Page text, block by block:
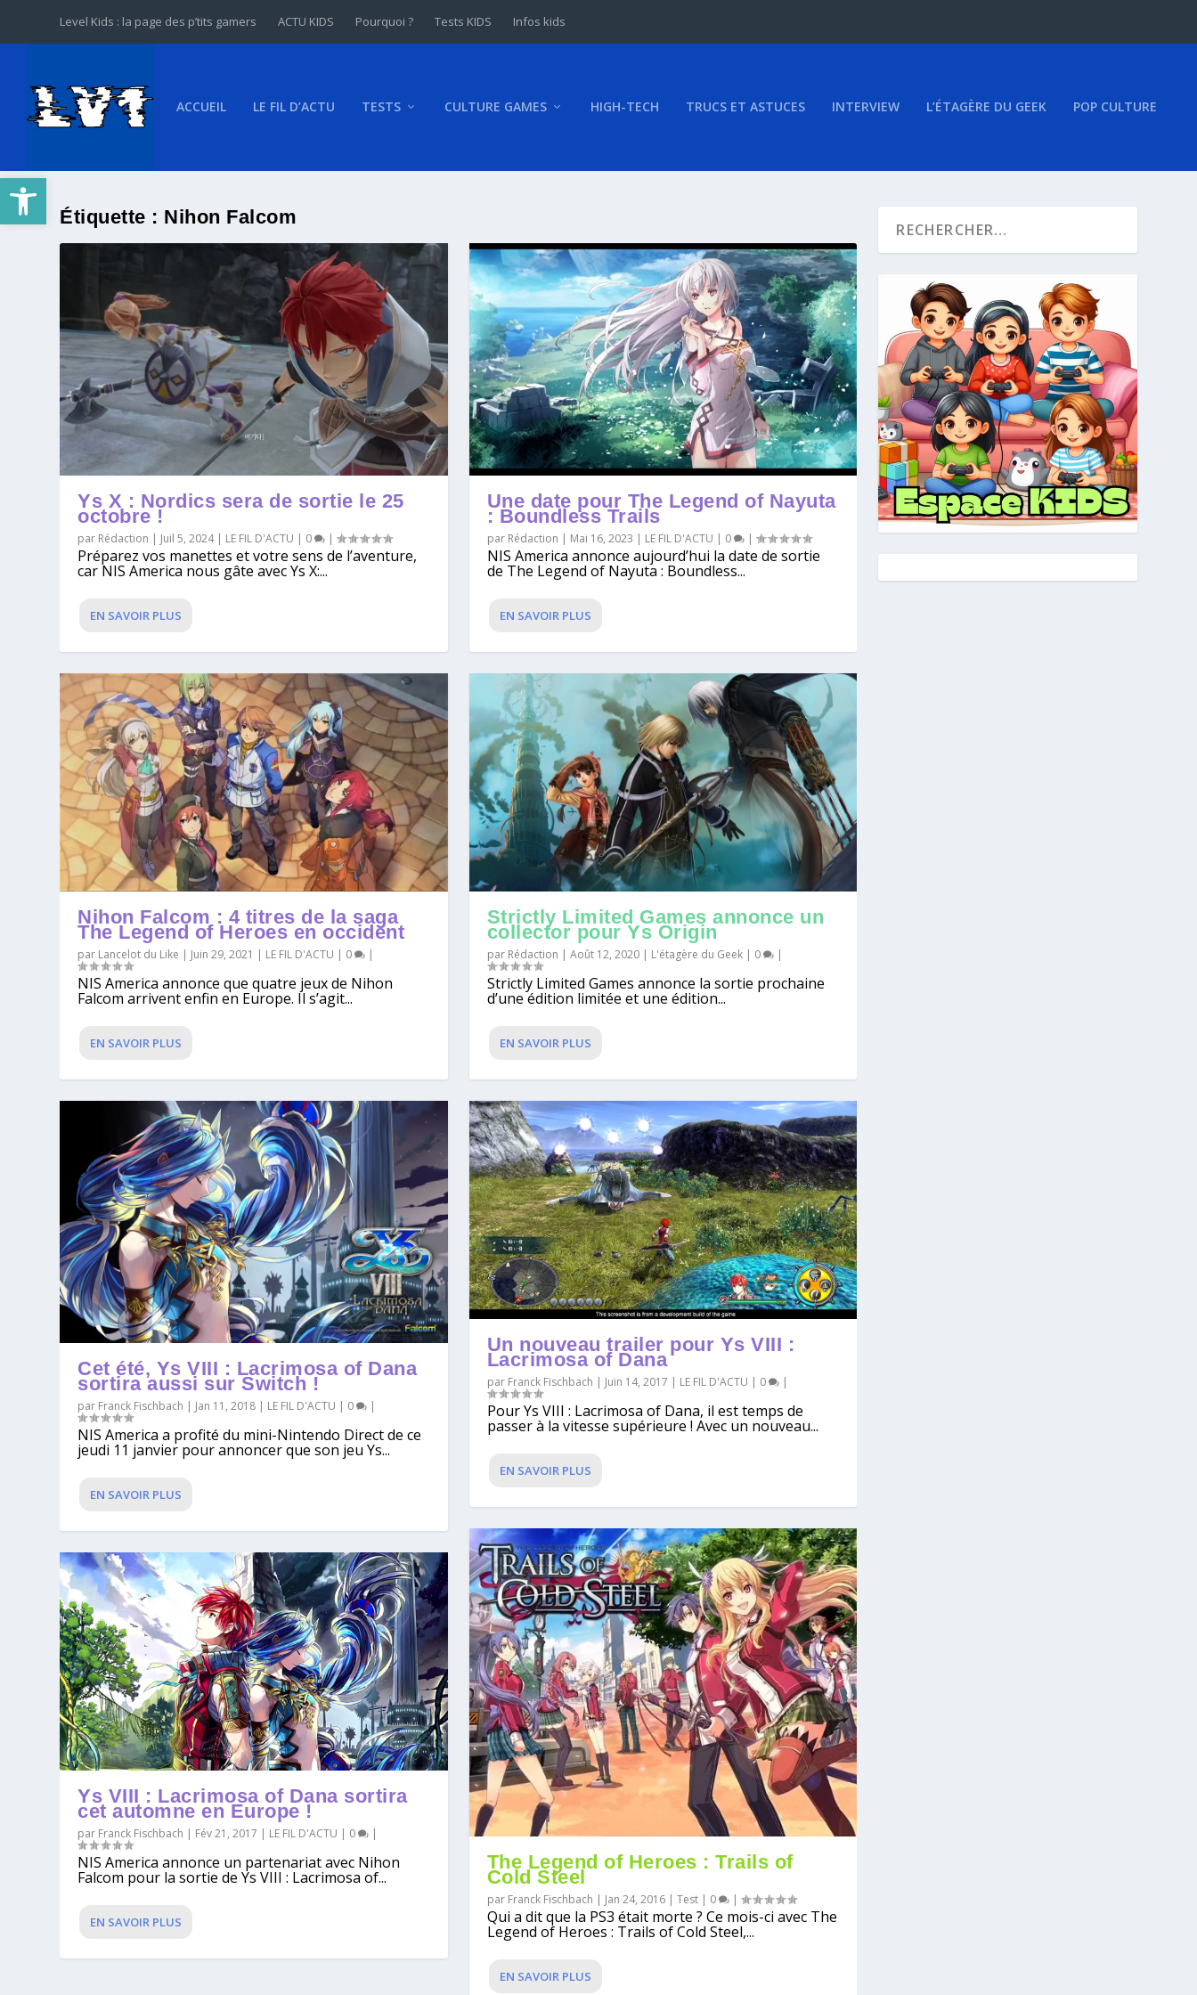
Ouvrir la barre d’outils
Level Kids : la page des p’tits gamers ACTU KIDS Pourquoi ? Tests KIDS Infos kids
ACCUEIL LE FIL D’ACTU TESTS CULTURE GAMES HIGH-TECH TRUCS ET ASTUCES INTERVIEW L’ÉTAGÈRE DU GEEK POP CULTURE
Étiquette : Nihon Falcom
Ys X : Nordics sera de sortie le 25
octobre !
par Rédaction | Juil 5, 2024| LE FIL D'ACTU | 0 |
Préparez vos manettes et votre sens de l’aventure,
car NIS America nous gâte avec Ys X:...
EN SAVOIR PLUS
Nihon Falcom : 4 titres de la saga
The Legend of Heroes en occident
par Lancelot du Like | Juin 29, 2021 | LE FIL D'ACTU | 0 |
NIS America annonce que quatre jeux de Nihon
Falcom arrivent enfin en Europe. Il s’agit...
EN SAVOIR PLUS
Cet été, Ys VIII : Lacrimosa of Dana
sortira aussi sur Switch !
par Franck Fischbach Jan 11, 2018 LE FIL D'ACTU 0
NIS America a profité du mini-Nintendo Direct de ce
jeudi 11 janvier pour annoncer que son jeu Ys...
EN SAVOIR PLUS
Ys VIII : Lacrimosa of Dana sortira
cet automne en Europe !
par Franck Fischbach Fév 21, 2017 LE FIL D'ACTU 0
NIS America annonce un partenariat avec Nihon
Falcom pour la sortie de Ys VIII : Lacrimosa of...
EN SAVOIR PLUS
Une date pour The Legend of Nayuta
: Boundless Trails
par Rédaction | Mai 16, 2023 | LE FIL D'ACTU | 0 |
NIS America annonce aujourd’hui la date de sortie
de The Legend of Nayuta : Boundless...
EN SAVOIR PLUS
Strictly Limited Games annonce un
collector pour Ys ​​Origin
par Rédaction | Août 12, 2020| L'étagère du Geek| 0 |
Strictly Limited Games annonce la sortie prochaine
d’une édition limitée et une édition...
EN SAVOIR PLUS
Un nouveau trailer pour Ys VIII :
Lacrimosa of Dana
par Franck Fischbach | Juin 14, 2017 | LE FIL D'ACTU | 0 |
Pour Ys VIII : Lacrimosa of Dana, il est temps de
passer à la vitesse supérieure ! Avec un nouveau...
EN SAVOIR PLUS
The Legend of Heroes : Trails of
Cold Steel
par Franck Fischbach Jan 24, 2016| Test| 0 |
Qui a dit que la PS3 était morte ? Ce mois-ci avec The
Legend of Heroes : Trails of Cold Steel,...
EN SAVOIR PLUS